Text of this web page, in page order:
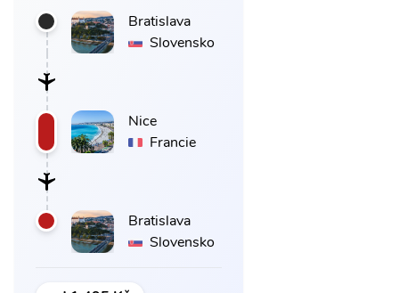
Bratislava
Slovensko
Nice
Francie
Bratislava
Slovensko